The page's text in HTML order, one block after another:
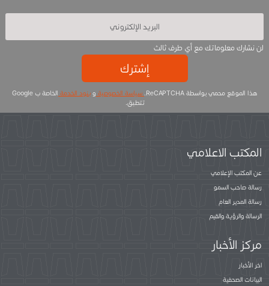
لن نشارك معلوماتك مع أي طرف ثالث
إشترك
هذا الموقع محمي بواسطة ReCAPTCHA. سياسة الخصوصية وبنود الخدمة
الخاصة ب Google
تتطبق.
المكتب الاعلامي
عن المكتب الإعلامي
رسالة صاحب السمو
رسالة المدير العام
الرسالة والرؤية والقيم
مركز الأخبار
اخر الأخبار
البيانات الصحفية